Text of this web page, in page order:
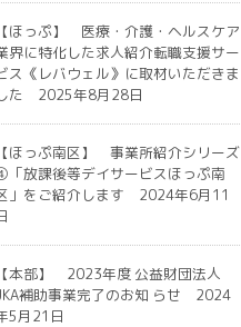
【ほっぷ】
医療・介護・ヘルスケア
界に特化した求人紹介転職支援サー
ス《レバウェル》に取材いただきま
た 2025年8月28日
【ほっぷ南区】
事業所紹介シリーズ
放課後等デイサービスほっぷ南
」をご紹介します 2024年6月11
【本部】
2023年度 公益財団法人
補助事業完了のお知 らせ 2024
5月21日